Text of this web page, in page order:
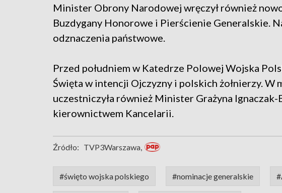
Minister Obrony Narodowej wręczył również
Buzdygany Honorowe i Pierścienie Generalskie.
odznaczenia państwowe.
Przed południem w Katedrze Polowej Wojska
Święta w intencji Ojczyzny i polskich żołnierzy. W
uczestniczyła również Minister Grażyna Ignaczak-
kierownictwem Kancelarii.
Źródło: TVP3Warszawa,
#święto wojska polskiego #nominacje generalskie